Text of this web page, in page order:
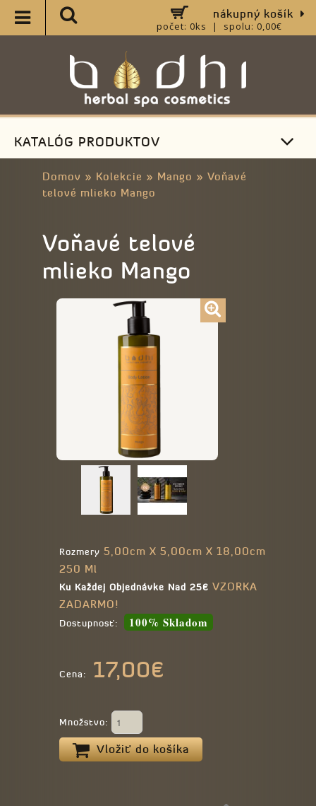
nákupný košík
počet: 0ks | spolu: 0,00€
KATALÓG PRODUKTOV
Domov » Kolekcie » Mango » Voňavé
telové mlieko Mango
Voňavé telové
mlieko Mango
Rozmery 5,00cm X 5,00cm X 18,00cm
250 Ml
Ku Každej Objednávke Nad 25€ VZORKA
ZADARMO!
Dostupnosť: 100% Skladom
Cena: 17,00€
Množstvo:
Vložiť do košíka